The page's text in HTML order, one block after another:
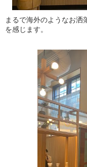
まるで海外のようなお洒
を感じます。